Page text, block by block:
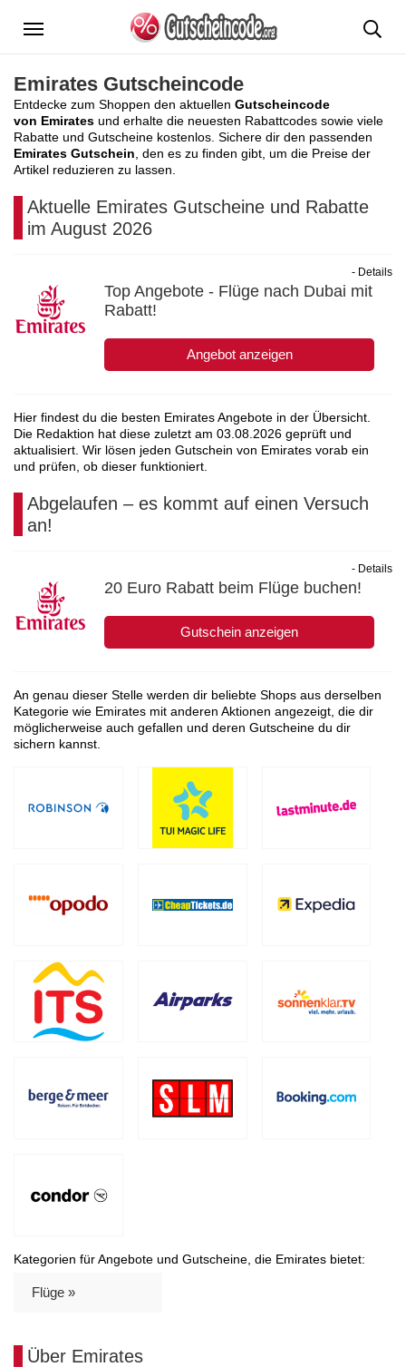
Menü
Emirates Gutscheincode
Entdecke zum Shoppen den aktuellen Gutscheincode
von Emirates und erhalte die neuesten Rabattcodes sowie viele
Rabatte und Gutscheine kostenlos. Sichere dir den passenden
Emirates Gutschein , den es zu finden gibt, um die Preise der
Artikel reduzieren zu lassen.
Aktuelle Emirates Gutscheine und Rabatte
im August 2026
Top Angebote - Flüge nach Dubai mit
Rabatt!
Angebot anzeigen
- Details
Hier findest du die besten Emirates Angebote in der Übersicht.
Die Redaktion hat diese zuletzt am 03.08.2026 geprüft und
aktualisiert. Wir lösen jeden Gutschein von Emirates vorab ein
und prüfen, ob dieser funktioniert.
Abgelaufen – es kommt auf einen Versuch
an!
20 Euro Rabatt beim Flüge buchen!
Gutschein anzeigen
- Details
An genau dieser Stelle werden dir beliebte Shops aus derselben
Kategorie wie Emirates mit anderen Aktionen angezeigt, die dir
möglicherweise auch gefallen und deren Gutscheine du dir
sichern kannst.
Kategorien für Angebote und Gutscheine, die Emirates bietet:
Flüge »
Über Emirates